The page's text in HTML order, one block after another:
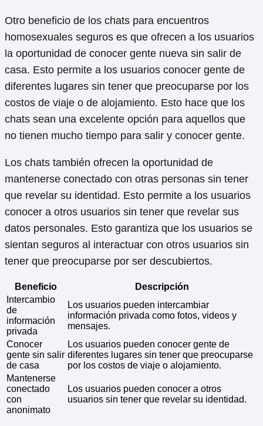
Otro beneficio de los chats para encuentros
homosexuales seguros es que ofrecen a los usuarios
la oportunidad de conocer gente nueva sin salir de
casa. Esto permite a los usuarios conocer gente de
diferentes lugares sin tener que preocuparse por los
costos de viaje o de alojamiento. Esto hace que los
chats sean una excelente opción para aquellos que
no tienen mucho tiempo para salir y conocer gente.
Los chats también ofrecen la oportunidad de
mantenerse conectado con otras personas sin tener
que revelar su identidad. Esto permite a los usuarios
conocer a otros usuarios sin tener que revelar sus
datos personales. Esto garantiza que los usuarios se
sientan seguros al interactuar con otros usuarios sin
tener que preocuparse por ser descubiertos.
Beneficio
Descripción
Intercambio
de
información
privada
Los usuarios pueden intercambiar
información privada como fotos, videos y
mensajes.
Conocer
gente sin salir
de casa
Los usuarios pueden conocer gente de
diferentes lugares sin tener que preocuparse
por los costos de viaje o alojamiento.
Mantenerse
conectado
con
anonimato
Los usuarios pueden conocer a otros
usuarios sin tener que revelar su identidad.